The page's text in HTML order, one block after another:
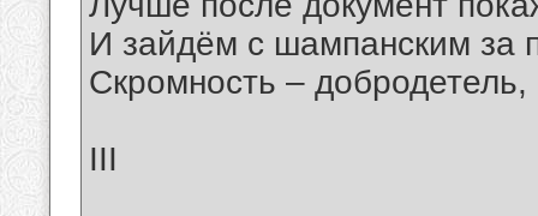
И зайдём с шампанским за
Скромность – добродетель,
III